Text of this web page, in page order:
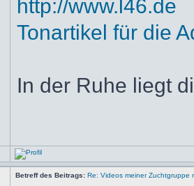
http://www.l46.de
Tonartikel für die
In der Ruhe liegt
Betreff des Beitrags: Re: Videos meiner Zuchtgruppe